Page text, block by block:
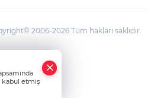
2006-2026 Tüm hakları saklıdır.
kabul etmiş